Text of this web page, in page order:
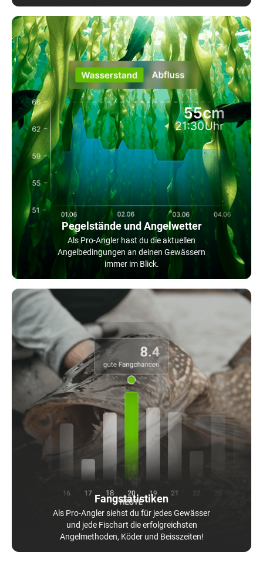
Pegelstände und Angelwetter
Als Pro-Angler hast du die aktuellen
Angelbedingungen an deinen Gewässern
immer im Blick.
Fangstatistiken
Als Pro-Angler siehst du für jedes Gewässer
und jede Fischart die erfolgreichsten
Angelmethoden, Köder und Beisszeiten!